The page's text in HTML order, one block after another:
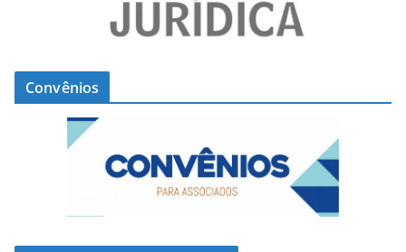
Convênios